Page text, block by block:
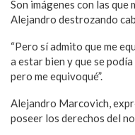
Son imágenes con las que
Alejandro destrozando
“Pero sí admito que me
a estar bien y que se
pero me equivoqué”.
Alejandro Marcovich,
poseer los derechos del